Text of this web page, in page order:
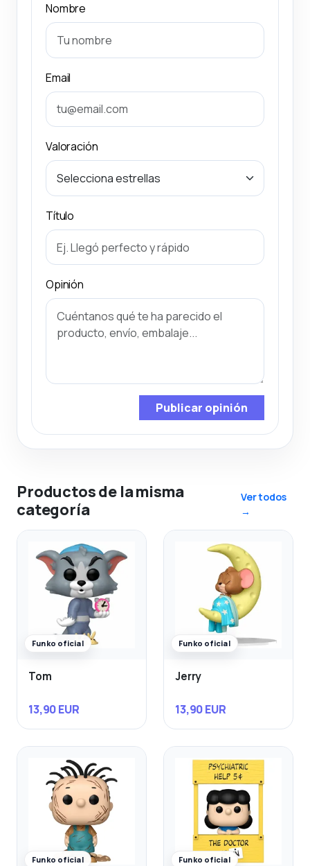
Nombre
Email
Valoración
Título
Opinión
Publicar opinión
Productos de la misma
categoría
Ver todos
→
Funko oficial
Tom
13,90 EUR
Funko oficial
Jerry
13,90 EUR
Funko oficial Funko oficial